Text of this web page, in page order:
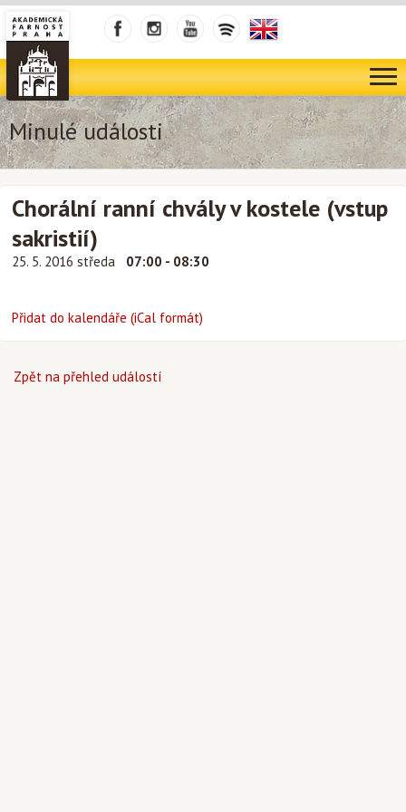
Minulé události
Chorální ranní chvály v kostele (vstup
sakristií)
25. 5. 2016 středa 07:00 - 08:30
Přidat do kalendáře (iCal formát)
Zpět na přehled událostí